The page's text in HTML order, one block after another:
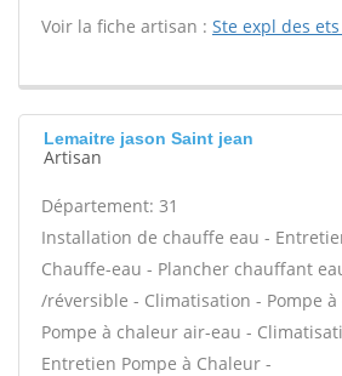
Voir la fiche artisan : Ste expl des
Lemaitre jason Saint jean
Artisan
Département: 31
Installation de chauffe eau -
Chauffe-eau - Plancher chauffant
/réversible - Climatisation - Pompe
Pompe à chaleur air-eau -
Entretien Pompe à Chaleur -